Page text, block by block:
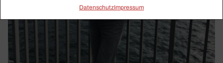
Daten­schutzImpressum